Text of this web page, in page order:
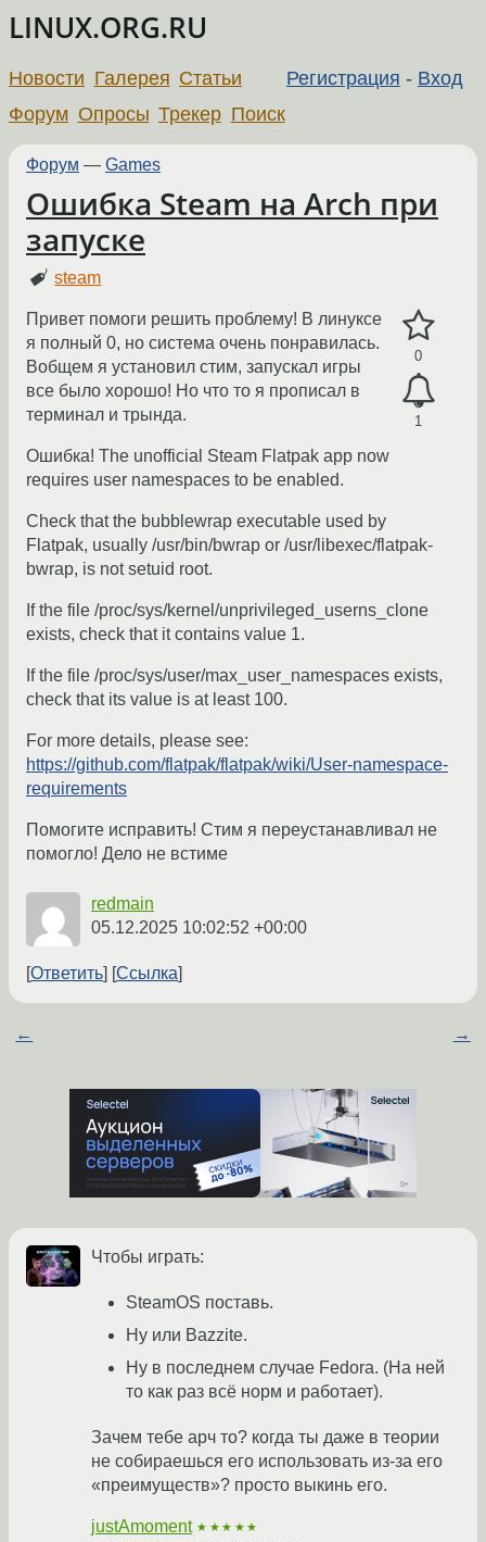
LINUX.ORG.RU
Регистрация - Вход
Новости Галерея Статьи
Форум Опросы Трекер Поиск
Форум — Games
Ошибка Steam на Arch при
запуске
steam
0
1
Привет помоги решить проблему! В линуксе
я полный 0, но система очень понравилась.
Вобщем я установил стим, запускал игры
все было хорошо! Но что то я прописал в
терминал и трында.
Ошибка! The unofficial Steam Flatpak app now
requires user namespaces to be enabled.
Check that the bubblewrap executable used by
Flatpak, usually /usr/bin/bwrap or /usr/libexec/flatpak-
bwrap, is not setuid root.
If the file /proc/sys/kernel/unprivileged_userns_clone
exists, check that it contains value 1.
If the file /proc/sys/user/max_user_namespaces exists,
check that its value is at least 100.
For more details, please see:
https://github.com/flatpak/flatpak/wiki/User-namespace-
requirements
Помогите исправить! Стим я переустанавливал не
помогло! Дело не встиме
redmain
05.12.2025 10:02:52 +00:00
Ответить Ссылка
← →
Чтобы играть:
SteamOS поставь.
Ну или Bazzite.
Ну в последнем случае Fedora. (На ней
то как раз всё норм и работает).
Зачем тебе арч то? когда ты даже в теории
не собираешься его использовать из-за его
«преимуществ»? просто выкинь его.
justAmoment ★★★★★